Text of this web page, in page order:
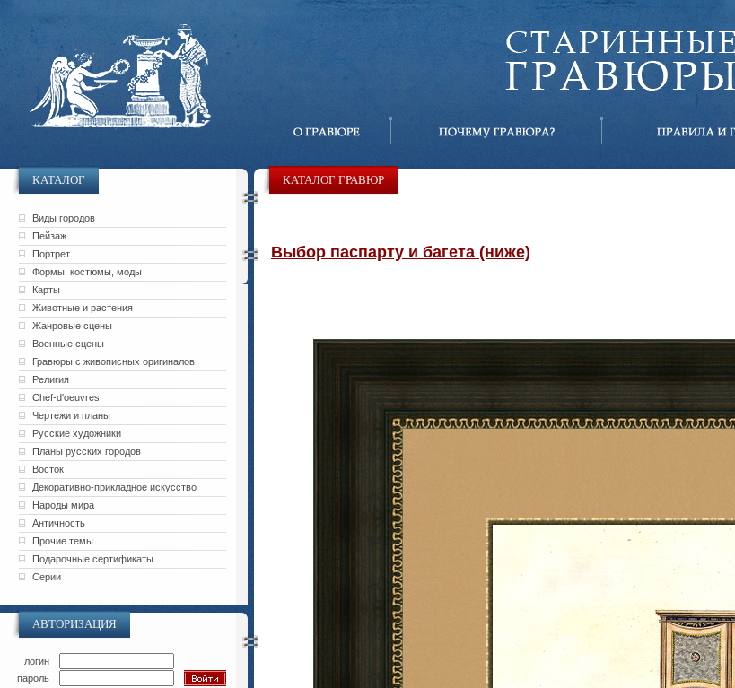
КАТАЛОГ
Виды городов
Пейзаж
Портрет
Формы, костюмы, моды
Карты
Животные и растения
Жанровые сцены
Военные сцены
Гравюры с живописных оригиналов
Религия
Chef-d'oeuvres
Чертежи и планы
Русские художники
Планы русских городов
Восток
Декоративно-прикладное искусство
Народы мира
Античность
Прочие темы
Подарочные сертификаты
Серии
АВТОРИЗАЦИЯ
логин
пароль
КАТАЛОГ ГРАВЮР
Выбор паспарту и багета (ниже)